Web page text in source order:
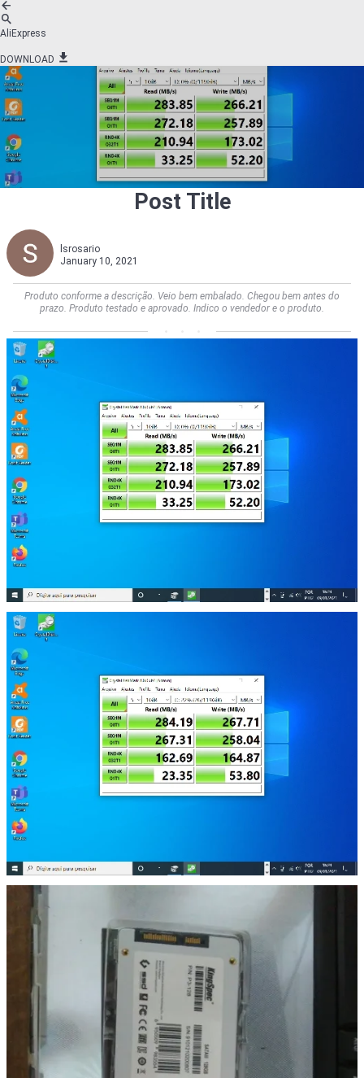
AliExpress
DOWNLOAD
Post Title
lsrosario
January 10, 2021
Produto conforme a descrição. Veio bem embalado. Chegou bem antes do
prazo. Produto testado e aprovado. Indico o vendedor e o produto.